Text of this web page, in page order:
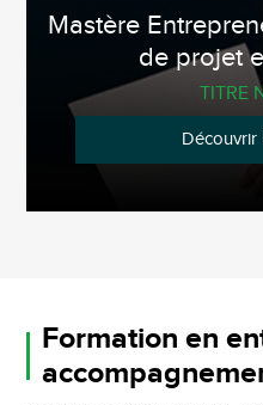
Mastère
de projet
TITRE
Découvrir
Formation en